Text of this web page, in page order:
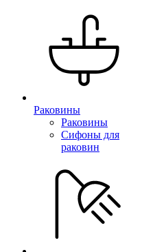
Раковины
Раковины
Сифоны для
раковин